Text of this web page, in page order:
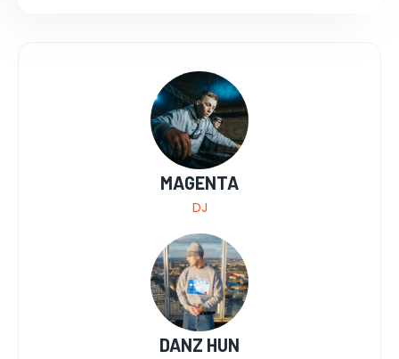
MAGENTA
DJ
DANZ HUN